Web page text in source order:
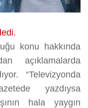
konu hakkında
açıklamalarda
“Televizyonda
yazdıysa
hala yaygın